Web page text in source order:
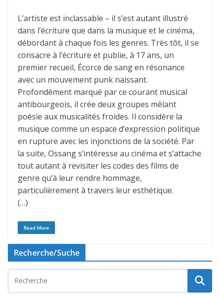
L’artiste est inclassable – il s’est autant illustré
dans l’écriture que dans la musique et le cinéma,
débordant à chaque fois les genres. Très tôt, il se
consacre à l’écriture et publie, à 17 ans, un
premier recueil, Écorce de sang en résonance
avec un mouvement punk naissant.
Profondément marqué par ce courant musical
antibourgeois, il crée deux groupes mêlant
poésie aux musicalités froides. Il considère la
musique comme un espace d’expression politique
en rupture avec les injonctions de la société. Par
la suite, Ossang s’intéresse au cinéma et s’attache
tout autant à revisiter les codes des films de
genre qu’à leur rendre hommage,
particulièrement à travers leur esthétique.
(…)
Read More
Recherche/Suche